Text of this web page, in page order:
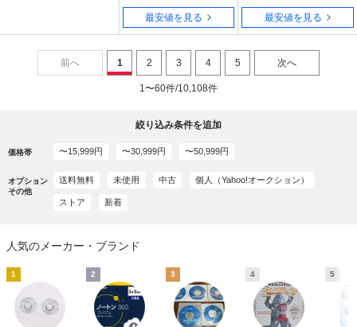
最安値を見る 最安値を見る
前へ 1 2 3 4 5 次へ
1〜60件/10,108件
絞り込み条件を追加
価格帯 〜15,999円 〜30,999円 〜50,999円
オプション
その他
送料無料 未使用 中古 個人（Yahoo!オークション）
ストア 新着
人気のメーカー・ブランド
1 2 3 4 5